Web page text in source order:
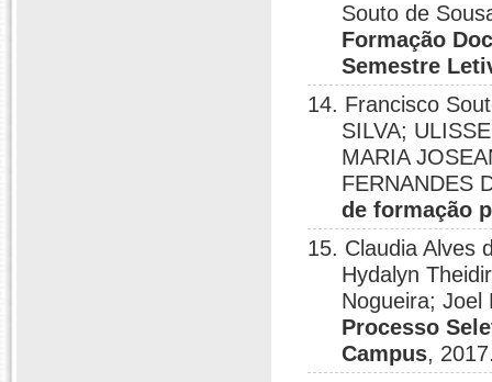
Souto de
Formação
Semestre
14. Francisco
SILVA;
MARIA
FERNANDES
de formação
15. Claudia Alves
Hydalyn
Nogueira; Joel
Processo
Campus,